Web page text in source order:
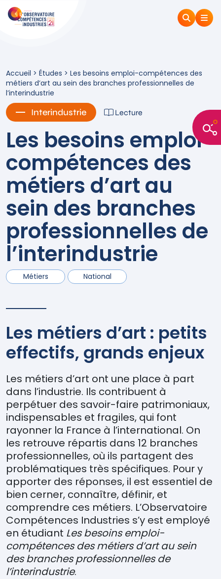
Accueil > Études > Les besoins emploi-compétences des
métiers d’art au sein des branches professionnelles de
l’interindustrie
Interindustrie Lecture
Les besoins emploi-
compétences des
métiers d’art au
sein des branches
professionnelles de
l’interindustrie
Métiers National
Les métiers d’art : petits
effectifs, grands enjeux
Les métiers d’art ont une place à part
dans l’industrie. Ils contribuent à
perpétuer des savoir-faire patrimoniaux,
indispensables et fragiles, qui font
rayonner la France à l’international. On
les retrouve répartis dans 12 branches
professionnelles, où ils partagent des
problématiques très spécifiques. Pour y
apporter des réponses, il est essentiel de
bien cerner, connaître, définir, et
comprendre ces métiers. L’Observatoire
Compétences Industries s’y est employé
en étudiant Les besoins emploi-
compétences des métiers d’art au sein
des branches professionnelles de
l’interindustrie.